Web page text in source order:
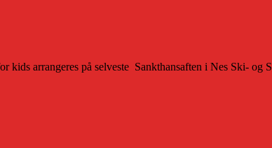
arrangeres på selveste Sankthansaften i Nes Ski-